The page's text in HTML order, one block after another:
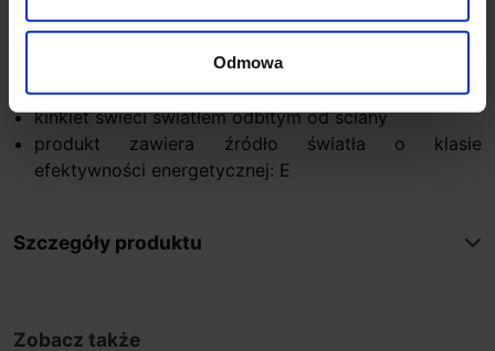
Odmowa
Klasa szczelności: IP20
kinkiet świeci światłem odbitym od ściany
produkt zawiera źródło światła o klasie
efektywności energetycznej: E
Szczegóły produktu
Zobacz także